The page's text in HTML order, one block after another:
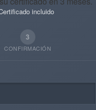
incluido
3
CONFIRMACIÓN